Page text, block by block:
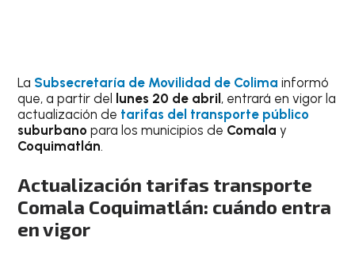
La Subsecretaría de Movilidad de Colima informó
que, a partir del lunes 20 de abril, entrará en vigor la
actualización de tarifas del transporte público
suburbano para los municipios de Comalay
Coquimatlán.
Actualización tarifas transporte
Comala Coquimatlán: cuándo entra
en vigor